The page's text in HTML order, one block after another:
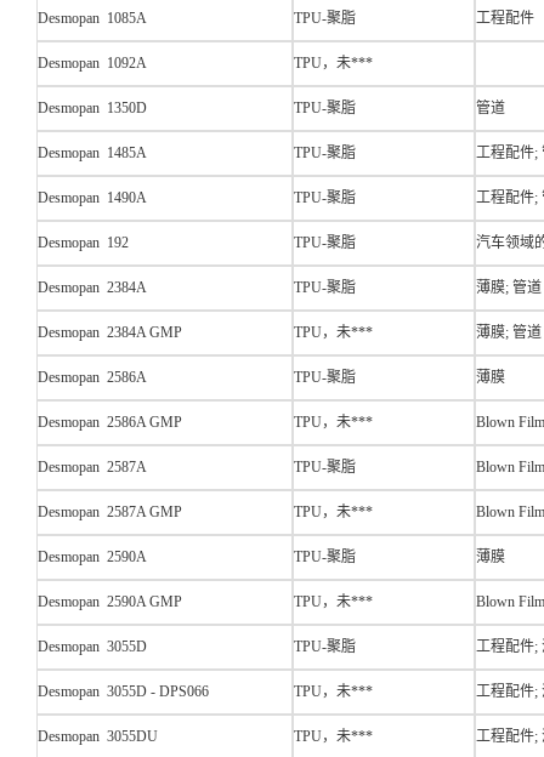
Desmopan 1085A TPU-聚脂 工程配件
Desmopan 1092A TPU，未***
Desmopan 1350D TPU-聚脂 管道
Desmopan 1485A TPU-聚脂 工程配件;
Desmopan 1490A TPU-聚脂 工程配件;
Desmopan 192 TPU-聚脂 汽车领域
Desmopan 2384A TPU-聚脂 薄膜; 管道
Desmopan 2384A GMP TPU，未*** 薄膜; 管道
Desmopan 2586A TPU-聚脂 薄膜
Desmopan 2586A GMP TPU，未*** Blown
Desmopan 2587A TPU-聚脂 Blown
Desmopan 2587A GMP TPU，未*** Blown
Desmopan 2590A TPU-聚脂 薄膜
Desmopan 2590A GMP TPU，未*** Blown
Desmopan 3055D TPU-聚脂 工程配件;
Desmopan 3055D - DPS066 TPU，未*** 工程配件;
Desmopan 3055DU TPU，未*** 工程配件;